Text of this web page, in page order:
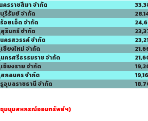
รราชสีมา จำกัด
รีรัมย์ จำกัด
ยเอ็ด จำกัด
รินทร์ จำกัด
รสวรรค์ จำกัด
ยงใหม่ จำกัด
รศรีธรรมราช จำกัด
ยงราย จำกัด
กลนคร จำกัด
บลราชธานี จำกัด
ชุมนุมสหกรณ์ออมทรัพย์ฯ)